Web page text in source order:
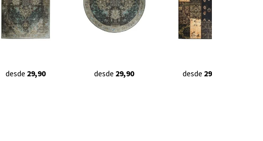
desde 29,90 desde 29,90 desde 29,90